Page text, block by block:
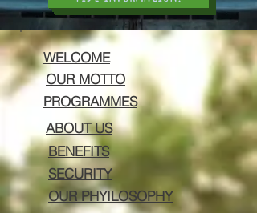
WELCOME
OUR MOTTO
PROGRAMMES
ABOUT US
BENEFITS
SECURITY
OUR PHYILOSOPHY